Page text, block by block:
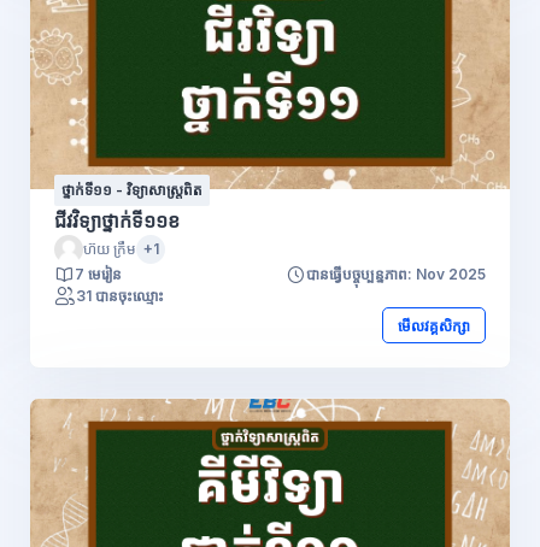
ថ្នាក់ទី១១ - វិទ្យាសាស្រ្តពិត
ជីវវិទ្យាថ្នាក់ទី១១ខ
ហ៊យ ក្រឹម +1
7 មេរៀន
បានធ្វើបច្ចុប្បន្នភាព: Nov 2025
31 បានចុះឈ្មោះ
មើលវគ្គសិក្សា